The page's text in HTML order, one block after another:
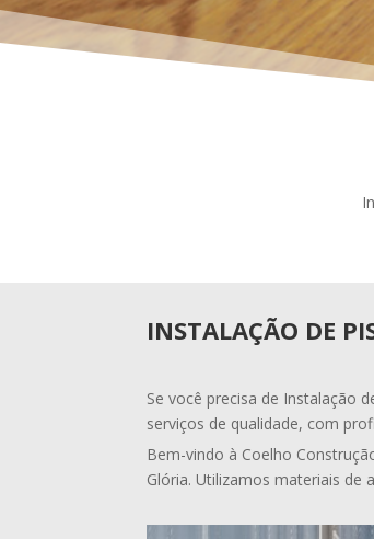
INSTALAÇÃO DE
Se você precisa de Instalação
serviços de qualidade, com
Bem-vindo à Coelho
Glória. Utilizamos materiais de